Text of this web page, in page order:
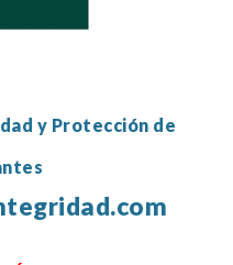
y Protección de